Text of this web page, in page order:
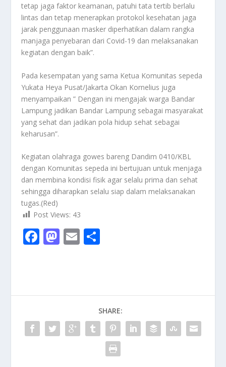
tetap jaga faktor keamanan, patuhi tata tertib berlalu
lintas dan tetap menerapkan protokol kesehatan jaga
jarak penggunaan masker diperhatikan dalam rangka
manjaga penyebaran dari Covid-19 dan melaksanakan
kegiatan dengan baik”.
Pada kesempatan yang sama Ketua Komunitas sepeda
Yukata Heya Pusat/Jakarta Okan Kornelius juga
menyampaikan ” Dengan ini mengajak warga Bandar
Lampung jadikan Bandar Lampung sebagai masyarakat
yang sehat dan jadikan pola hidup sehat sebagai
keharusan”.
Kegiatan olahraga gowes bareng Dandim 0410/KBL
dengan Komunitas sepeda ini bertujuan untuk menjaga
dan membina kondisi fisik agar selalu prima dan sehat
sehingga diharapkan selalu siap dalam melaksanakan
tugas.(Red)
Post Views: 43
F
o
o
k
M
o
n
E
SHARE: